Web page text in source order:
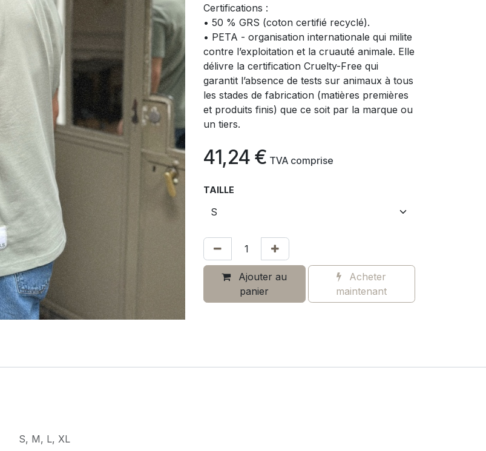
Certifications :
• 50 % GRS (coton certifié recyclé).
• PETA - organisation internationale qui milite
contre l’exploitation et la cruauté animale. Elle
délivre la certification Cruelty-Free qui
garantit l’absence de tests sur animaux à tous
les stades de fabrication (matières premières
et produits finis) que ce soit par la marque ou
un tiers.
41,24 € TVA comprise
TAILLE
Ajouter au
panier
Acheter
maintenant
S, M, L, XL